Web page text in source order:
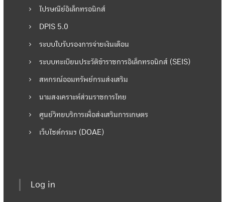
ไปรษณีย์อิเล็กทรอนิกส์
DPIS 5.0
ระบบใบรับรองการจ่ายเงินเดือน
ระบบทะเบียนประวัติข้าราชการอิเล็กทรอนิกส์ (SEIS)
สหกรณ์ออมทรัพย์กรมส่งเสริม
นามสงเคราะห์ส่วนราชการไทย
ศูนย์วิทยบริการเพื่อส่งเสริมการเกษตร
เว็บไซต์กรมฯ (DOAE)
Log in